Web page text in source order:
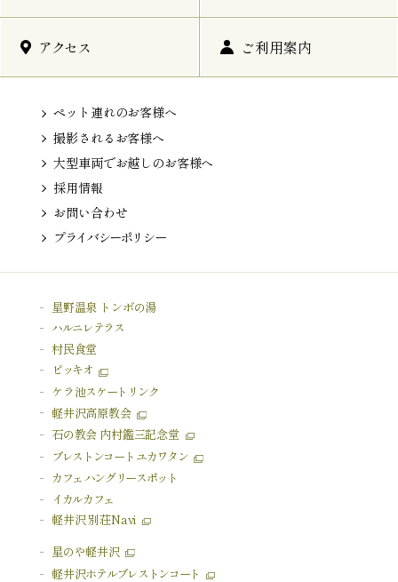
アクセス ご利用案内
ペット連れのお客様へ
撮影されるお客様へ
大型車両でお越しのお客様へ
採用情報
お問い合わせ
プライバシーポリシー
星野温泉 トンボの湯
ハルニレテラス
村民食堂
ピッキオ
ケラ池スケートリンク
軽井沢高原教会
石の教会 内村鑑三記念堂
ブレストンコート ユカワタン
カフェ ハングリースポット
イカルカフェ
軽井沢 別荘Navi
星のや軽井沢
軽井沢ホテルブレストンコート